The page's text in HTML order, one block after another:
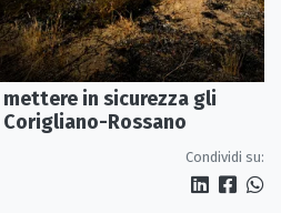
in sicurezza gli
Rossano
Condividi su: